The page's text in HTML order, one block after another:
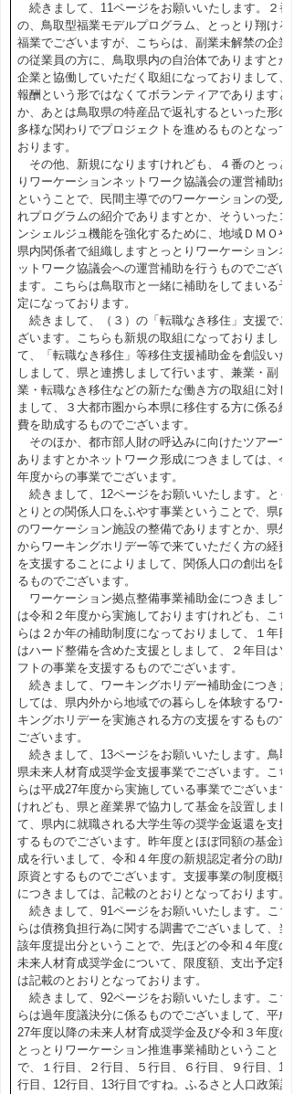
続きまして、11ページをお願いいたします。２番
の、鳥取型福業モデルプログラム、とっとり翔ける
福業でございますが、こちらは、副業未解禁の企業
の従業員の方に、鳥取県内の自治体でありますとか
企業と協働していただく取組になっておりまして、
報酬という形ではなくてボランティアでありますと
か、あとは鳥取県の特産品で返礼するといった形の
多様な関わりでプロジェクトを進めるものとなって
おります。
その他、新規になりますけれども、４番のとっと
りワーケーションネットワーク協議会の運営補助金
ということで、民間主導でのワーケーションの受入
れプログラムの紹介でありますとか、そういったコ
ンシェルジュ機能を強化するために、地域ＤＭＯや
県内関係者で組織しますとっとりワーケーションネ
ットワーク協議会への運営補助を行うものでござい
ます。こちらは鳥取市と一緒に補助をしてまいる予
定になっております。
続きまして、（３）の「転職なき移住」支援でご
ざいます。こちらも新規の取組になっておりまし
て、「転職なき移住」等移住支援補助金を創設いた
しまして、県と連携しまして行います、兼業・副
業・転職なき移住などの新たな働き方の取組に対し
まして、３大都市圏から本県に移住する方に係る経
費を助成するものでございます。
そのほか、都市部人財の呼込みに向けたツアーで
ありますとかネットワーク形成につきましては、今
年度からの事業でございます。
続きまして、12ページをお願いいたします。とっ
とりとの関係人口をふやす事業ということで、県内
のワーケーション施設の整備でありますとか、県外
からワーキングホリデー等で来ていただく方の経費
を支援することによりまして、関係人口の創出を図
るものでございます。
ワーケーション拠点整備事業補助金につきまして
は令和２年度から実施しておりますけれども、こち
らは２か年の補助制度になっておりまして、１年目
はハード整備を含めた支援としまして、２年目はソ
フトの事業を支援するものでございます。
続きまして、ワーキングホリデー補助金につきま
しては、県内外から地域での暮らしを体験するワー
キングホリデーを実施される方の支援をするもので
ございます。
続きまして、13ページをお願いいたします。鳥取
県未来人材育成奨学金支援事業でございます。こち
らは平成27年度から実施している事業でございます
けれども、県と産業界で協力して基金を設置しまし
て、県内に就職される大学生等の奨学金返還を支援
するものでございます。昨年度とほぼ同額の基金造
成を行いまして、令和４年度の新規認定者分の助成
原資とするものでございます。支援事業の制度概要
につきましては、記載のとおりとなっております。
続きまして、91ページをお願いいたします。こち
らは債務負担行為に関する調書でございまして、当
該年度提出分ということで、先ほどの令和４年度の
未来人材育成奨学金について、限度額、支出予定額
は記載のとおりとなっております。
続きまして、92ページをお願いいたします。こち
らは過年度議決分に係るものでございまして、平成
27年度以降の未来人材育成奨学金及び令和３年度の
とっとりワーケーション推進事業補助ということ
で、１行目、２行目、５行目、６行目、９行目、10
行目、12行目、13行目ですね。ふるさと人口政策課